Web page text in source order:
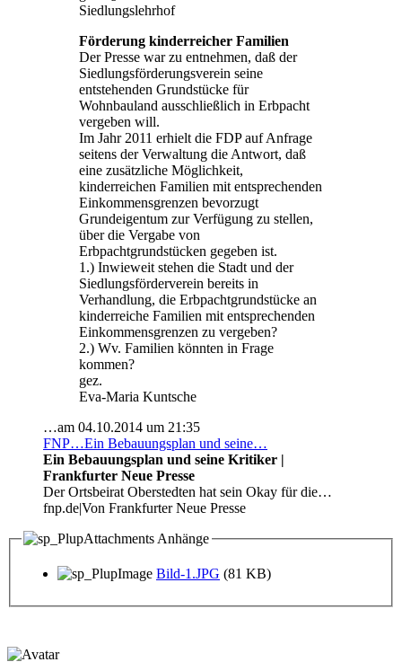
Siedlungslehrhof
Förderung kinderreicher Familien
Der Presse war zu entnehmen, daß der
Siedlungsförderungsverein seine
entstehenden Grundstücke für
Wohnbauland ausschließlich in Erbpacht
vergeben will.
Im Jahr 2011 erhielt die FDP auf Anfrage
seitens der Verwaltung die Antwort, daß
eine zusätzliche Möglichkeit,
kinderreichen Familien mit entsprechenden
Einkommensgrenzen bevorzugt
Grundeigentum zur Verfügung zu stellen,
über die Vergabe von
Erbpachtgrundstücken gegeben ist.
1.) Inwieweit stehen die Stadt und der
Siedlungsförderverein bereits in
Verhandlung, die Erbpachtgrundstücke an
kinderreiche Familien mit entsprechenden
Einkommensgrenzen zu vergeben?
2.) Wv. Familien könnten in Frage
kommen?
gez.
Eva-Maria Kuntsche
…am 04.10.2014 um 21:35
FNP…Ein Bebauungsplan und seine…
Ein Bebauungsplan und seine Kritiker |
Frankfurter Neue Presse
Der Ortsbeirat Oberstedten hat sein Okay für die…
fnp.de|Von Frankfurter Neue Presse
Anhänge
Bild-1.JPG (81 KB)